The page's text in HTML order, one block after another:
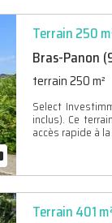
Terrain 250
Bras-Panon
terrain 250 m²
Select
inclus). Ce
accès rapide à
Terrain 401